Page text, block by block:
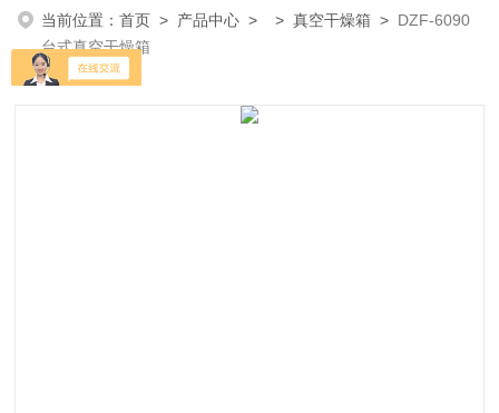
当前位置：首页 > 产品中心 > >真空干燥箱 > DZF-6090
台式真空干燥箱